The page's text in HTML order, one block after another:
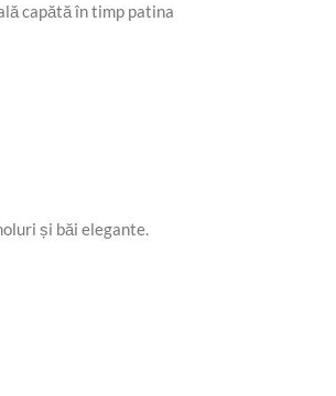
capătă în timp patina
și băi elegante.